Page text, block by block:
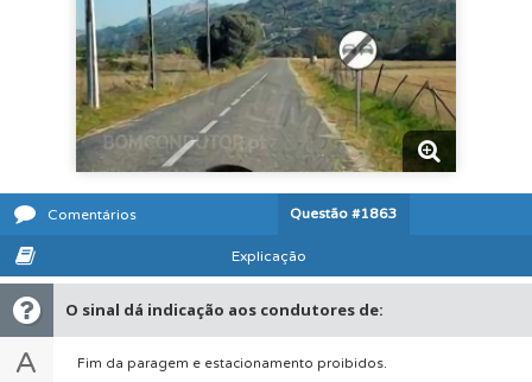
Comentários Questão #1863
Explicação
O sinal dá indicação aos condutores de:
A Fim da paragem e estacionamento proibidos.